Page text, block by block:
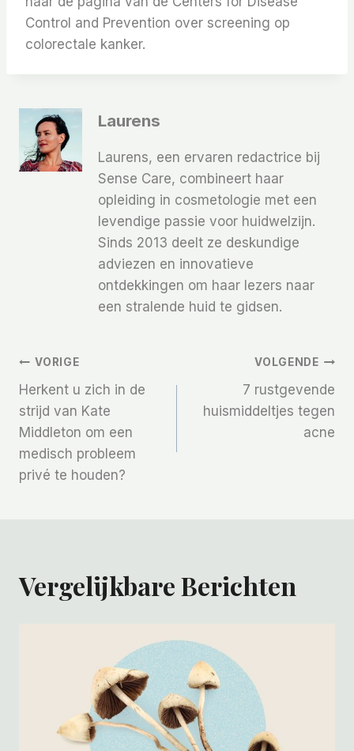
Control and Prevention over screening op
colorectale kanker.
Laurens
Laurens, een ervaren redactrice bij
Sense Care, combineert haar
opleiding in cosmetologie met een
levendige passie voor huidwelzijn.
Sinds 2013 deelt ze deskundige
adviezen en innovatieve
ontdekkingen om haar lezers naar
een stralende huid te gidsen.
Bericht
Navigatie
VORIGE
Herkent u zich in de
strijd van Kate
Middleton om een ​​
medisch probleem
privé te houden?
VOLGENDE
7 rustgevende
huismiddeltjes tegen
acne
Vergelijkbare Berichten